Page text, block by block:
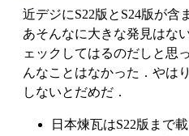
近デジにS22版とS24版が含
あそんなに大きな発見はな
ェックしてはるのだしと思
んなことはなかった．やは
しないとだめだ．
日本煉瓦はS22版まで